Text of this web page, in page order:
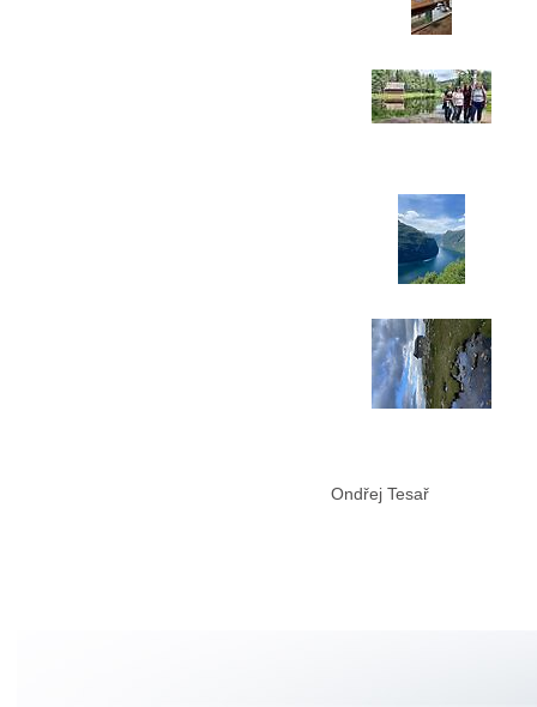
Ondřej Tesař